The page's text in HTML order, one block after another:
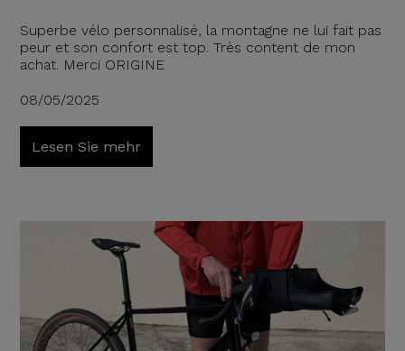
Superbe vélo personnalisé, la montagne ne lui fait pas
peur et son confort est top. Très content de mon
achat. Merci ORIGINE
08/05/2025
Lesen Sie mehr